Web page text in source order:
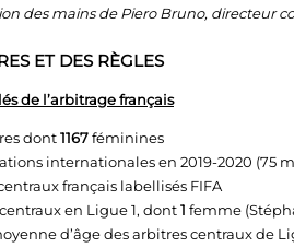
des mains de Piero Bruno, directeur
ET DES RÈGLES
de l’arbitrage français
dont1167féminines
internationales en 2019-2020 (75
français labellisés FIFA
en Ligue 1, dont1 femme
d’âge des arbitres centraux de